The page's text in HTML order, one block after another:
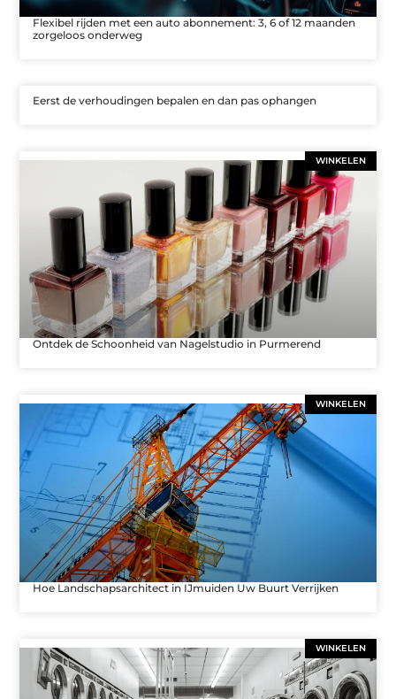
Flexibel rijden met een auto abonnement: 3, 6 of 12 maanden
zorgeloos onderweg
Eerst de verhoudingen bepalen en dan pas ophangen
WINKELEN
Ontdek de Schoonheid van Nagelstudio in Purmerend
WINKELEN
Hoe Landschapsarchitect in IJmuiden Uw Buurt Verrijken
WINKELEN